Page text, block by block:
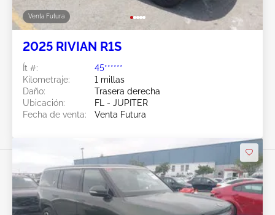
Venta Futura
2025 RIVIAN R1S
Ít #:
45******
Kilometraje:
1 millas
Daño:
Trasera derecha
Ubicación:
FL - JUPITER
Fecha de venta:
Venta Futura